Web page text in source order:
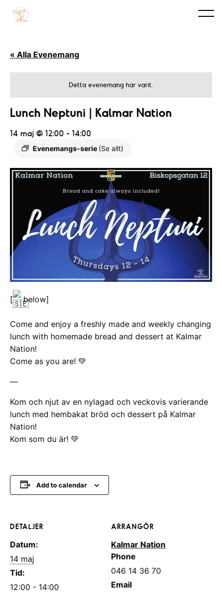
« Alla Evenemang
Detta evenemang har varit.
Lunch Neptuni | Kalmar Nation
14 maj @ 12:00 - 14:00
Evenemangs-serie (Se allt)
[ below]
Come and enjoy a freshly made and weekly changing
lunch with homemade bread and dessert at Kalmar
Nation!
Come as you are! 💚
—
Kom och njut av en nylagad och veckovis varierande
lunch med hembakat bröd och dessert på Kalmar
Nation!
Kom som du är! 💚
Add to calendar
DETALJER
Datum:
14 maj
Tid:
12:00 - 14:00
ARRANGÖR
Kalmar Nation
Phone
046 14 36 70
Email